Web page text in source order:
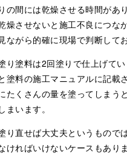
の間には乾燥させる時間があり
燥させないと施工不良につな
ながら的確に現場で判断してお
り塗料は2回塗りで仕上げてい
塗料の施工マニュアルに記載
たくさんの量を塗ってしまう
まいます。
り直せば大丈夫というもので
ければいけないケースもありま